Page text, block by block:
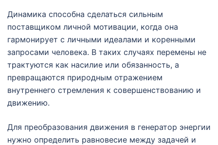
Динамика способна сделаться сильным
поставщиком личной мотивации, когда она
гармонирует с личными идеалами и коренными
запросами человека. В таких случаях перемены не
трактуются как насилие или обязанность, а
превращаются природным отражением
внутреннего стремления к совершенствованию и
движению.
Для преобразования движения в генератор энергии
нужно определить равновесие между задачей и